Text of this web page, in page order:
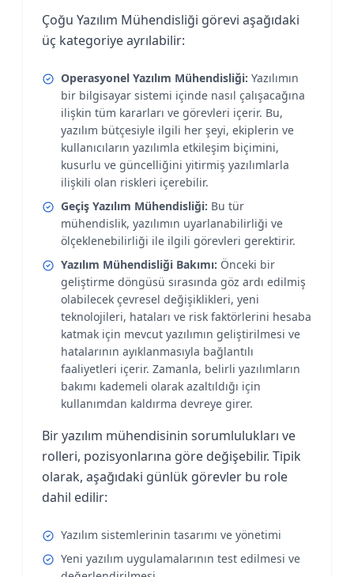
Çoğu Yazılım Mühendisliği görevi aşağıdaki
üç kategoriye ayrılabilir:
Operasyonel Yazılım Mühendisliği: Yazılımın
bir bilgisayar sistemi içinde nasıl çalışacağına
ilişkin tüm kararları ve görevleri içerir. Bu,
yazılım bütçesiyle ilgili her şeyi, ekiplerin ve
kullanıcıların yazılımla etkileşim biçimini,
kusurlu ve güncelliğini yitirmiş yazılımlarla
ilişkili olan riskleri içerebilir.
Geçiş Yazılım Mühendisliği: Bu tür
mühendislik, yazılımın uyarlanabilirliği ve
ölçeklenebilirliği ile ilgili görevleri gerektirir.
Yazılım Mühendisliği Bakımı: Önceki bir
geliştirme döngüsü sırasında göz ardı edilmiş
olabilecek çevresel değişiklikleri, yeni
teknolojileri, hataları ve risk faktörlerini hesaba
katmak için mevcut yazılımın geliştirilmesi ve
hatalarının ayıklanmasıyla bağlantılı
faaliyetleri içerir. Zamanla, belirli yazılımların
bakımı kademeli olarak azaltıldığı için
kullanımdan kaldırma devreye girer.
Bir yazılım mühendisinin sorumlulukları ve
rolleri, pozisyonlarına göre değişebilir. Tipik
olarak, aşağıdaki günlük görevler bu role
dahil edilir:
Yazılım sistemlerinin tasarımı ve yönetimi
Yeni yazılım uygulamalarının test edilmesi ve